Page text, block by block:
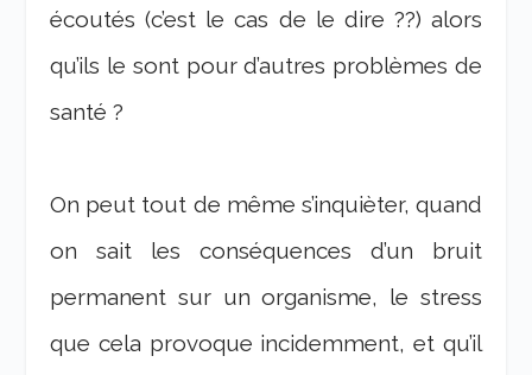
écoutés (c’est le cas de le dire ??) alors
qu’ils le sont pour d’autres problèmes de
santé ?
On peut tout de même s’inquièter, quand
on sait les conséquences d’un bruit
permanent sur un organisme, le stress
que cela provoque incidemment, et qu’il